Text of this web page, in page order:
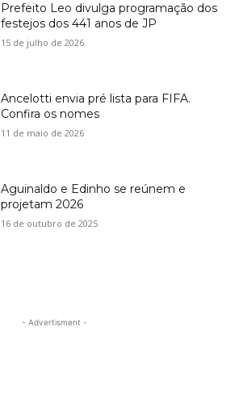
Prefeito Leo divulga programação dos
festejos dos 441 anos de JP
15 de julho de 2026
Ancelotti envia pré lista para FIFA.
Confira os nomes
11 de maio de 2026
Aguinaldo e Edinho se reúnem e
projetam 2026
16 de outubro de 2025
- Advertisment -